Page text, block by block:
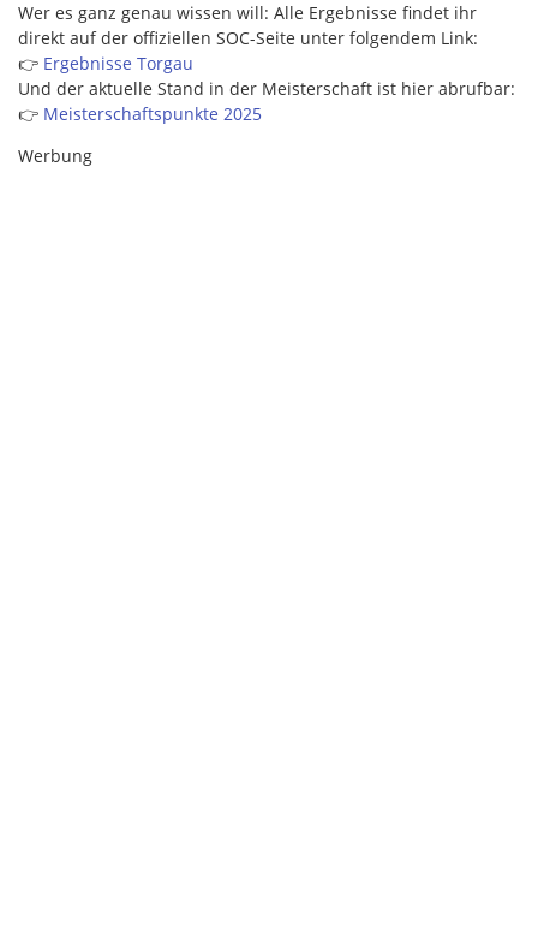
Wer es ganz genau wissen will: Alle Ergebnisse findet ihr
direkt auf der offiziellen SOC-Seite unter folgendem Link:
👉 Ergebnisse Torgau
Und der aktuelle Stand in der Meisterschaft ist hier abrufbar:
👉 Meisterschaftspunkte 2025
Werbung